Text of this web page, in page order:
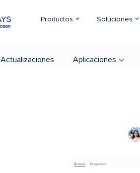
Productos Soluciones
Actualizaciones Aplicaciones